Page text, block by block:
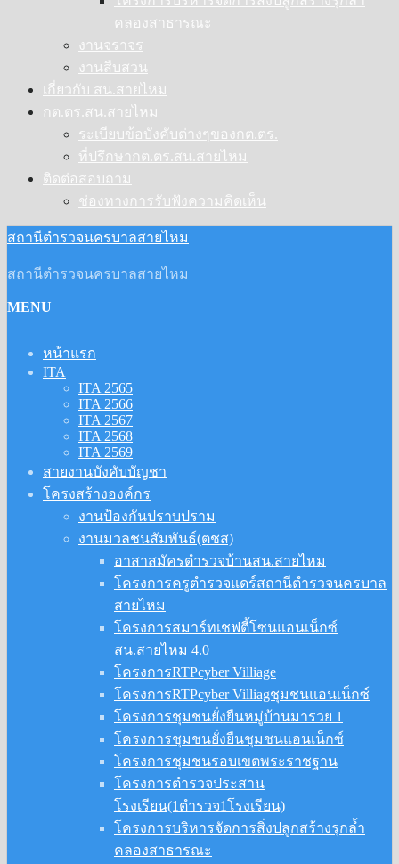
คลองสาธารณะ
งานจราจร
งานสืบสวน
เกี่ยวกับ สน.สายไหม
กต.ตร.สน.สายไหม
ระเบียบข้อบังคับต่างๆของกต.ตร.
ที่ปรึกษากต.ตร.สน.สายไหม
ติดต่อสอบถาม
ช่องทางการรับฟังความคิดเห็น
สถานีตำรวจนครบาลสายไหม
สถานีตำรวจนครบาลสายไหม
MENU
หน้าแรก
ITA
ITA 2565
ITA 2566
ITA 2567
ITA 2568
ITA 2569
สายงานบังคับบัญชา
โครงสร้างองค์กร
งานป้องกันปราบปราม
งานมวลชนสัมพันธ์(ตชส)
อาสาสมัครตำรวจบ้านสน.สายไหม
โครงการครูตำรวจแดร์สถานีตำรวจนครบาล
สายไหม
โครงการสมาร์ทเชฟตี้โซนแอนเน็กซ์
สน.สายไหม 4.0
โครงการRTPcyber Villiage
โครงการRTPcyber Villiagชุมชนแอนเน็กซ์
โครงการชุมชนยั่งยืนหมู่บ้านมารวย 1
โครงการชุมชนยั่งยืนชุมชนแอนเน็กซ์
โครงการชุมชนรอบเขตพระราชฐาน
โครงการตำรวจประสาน
โรงเรียน(1ตำรวจ1โรงเรียน)
โครงการบริหารจัดการสิ่งปลูกสร้างรุกล้ำ
คลองสาธารณะ